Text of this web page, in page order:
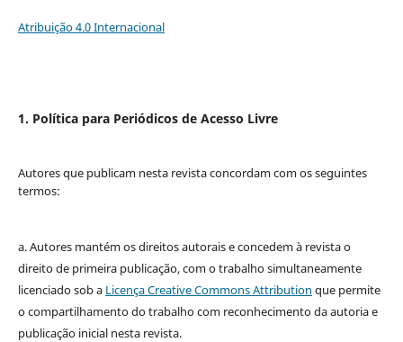
Atribuição 4.0 Internacional
1. Política para Periódicos de Acesso Livre
Autores que publicam nesta revista concordam com os seguintes
termos:
a. Autores mantém os direitos autorais e concedem à revista o
direito de primeira publicação, com o trabalho simultaneamente
licenciado sob a Licença Creative Commons Attribution que permite
o compartilhamento do trabalho com reconhecimento da autoria e
publicação inicial nesta revista.